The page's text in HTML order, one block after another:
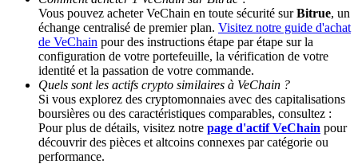
Deposit CASHCAT & Win
Share 500000 CASHCAT prize pool
Exclusive for BitMart Users
Vous pouvez acheter VeChain en toute sécurité surBitrue, un
échange centralisé de premier plan. Visitez notre guide d'achat
de VeChain pour des instructions étape par étape sur la
configuration de votre portefeuille, la vérification de votre
identité et la passation de votre commande.
Quels sont les actifs crypto similaires à VeChain ?
Si vous explorez des cryptomonnaies avec des capitalisations
boursières ou des caractéristiques comparables, consultez :
Pour plus de détails, visitez notre page d'actif VeChain pour
découvrir des pièces et altcoins connexes par catégorie ou
performance.